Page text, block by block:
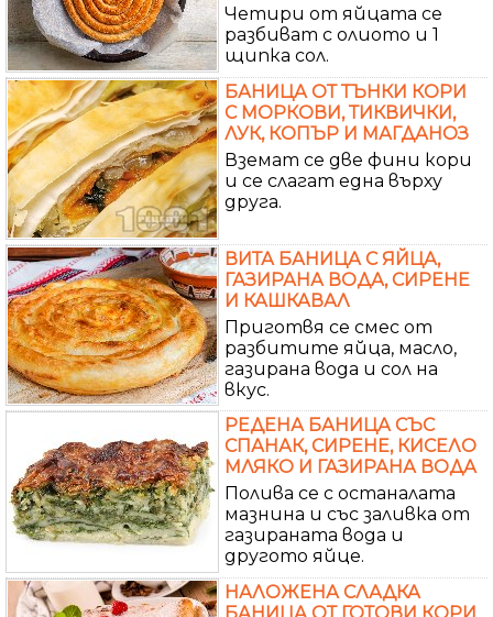
Четири от яйцата се
разбиват с олиото и 1
щипка сол.
БАНИЦА ОТ ТЪНКИ КОРИ
С МОРКОВИ, ТИКВИЧКИ,
ЛУК, КОПЪР И МАГДАНОЗ
Вземат се две фини кори
и се слагат една върху
друга.
ВИТА БАНИЦА С ЯЙЦА,
ГАЗИРАНА ВОДА, СИРЕНЕ
И КАШКАВАЛ
Приготвя се смес от
разбитите яйца, масло,
газирана вода и сол на
вкус.
РЕДЕНА БАНИЦА СЪС
СПАНАК, СИРЕНЕ, КИСЕЛО
МЛЯКО И ГАЗИРАНА ВОДА
Полива се с останалата
мазнина и със заливка от
газираната вода и
другото яйце.
НАЛОЖЕНА СЛАДКА